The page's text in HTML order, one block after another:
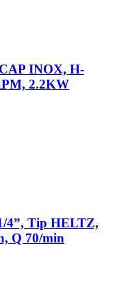
INOX, H-
2.2KW
4”, Tip HELTZ,
Q 70/min